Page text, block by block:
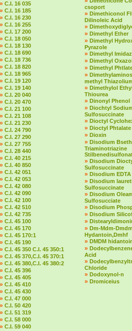
» C.I. 16 035
» C.I. 16 185
» C.I. 16 230
» C.I. 16 255
» C.I. 17 200
» C.I. 18 050
» C.I. 18 130
» C.I. 18 690
» C.I. 18 736
» C.I. 18 820
» C.I. 18 965
» C.I. 19 120
» C.I. 19 140
» C.I. 20 040
» C.I. 20 470
» C.I. 21 100
» C.I. 21 108
» C.I. 21 230
» C.I. 24 790
» C.I. 27 290
» C.I. 27 755
» C.I. 28 440
» C.I. 40 215
» C.I. 40 850
» C.I. 42 051
» C.I. 42 053
» C.I. 42 080
» C.I. 42 090
» C.I. 42 100
» C.I. 42 510
» C.I. 42 735
» C.I. 45 100
» C.I. 45 170
» C.I. 45 170:1
» C.I. 45 190
» C.I. 45 350 C.I. 45 350:1
» C.I. 45 370,C.I. 45 370:1
» C.I. 45 380,C.I. 45 380:2
» C.I. 45 396
» C.I. 45 405
» C.I. 45 410
» C.I. 45 430
» C.I. 47 000
» C.I. 50 420
» C.I. 51 319
» C.I. 58 000
» C.I. 59 040
csoport
» Dimethiconol
Dilinoleic Acid
»
» Dimethyl Ether
» Dimethyl
Pyrazole
» Dimethyl
» Dimethyl
» Dimethyl
»
methyl
» Dimethylol
Thiourea
» Dinonyl Phenol
» Diochtyl
Sulfosuccinate
» Dioctyl
» Dioctyl Phtalate
» Dioxin
» Disodium
Triaminotriazine
» Disodium
Sulfosuccinate
» Disodium EDTA
» Disodium
Sulfosuccinate
» Disodium
Sulfosucciate
» Disodium
» Disodium
»
» Dm-Mdm-
Hydantoin,Dmhf
» DMDM
»
Acid
»
Chloride
» Dodoxynol-n
» Dromiceius